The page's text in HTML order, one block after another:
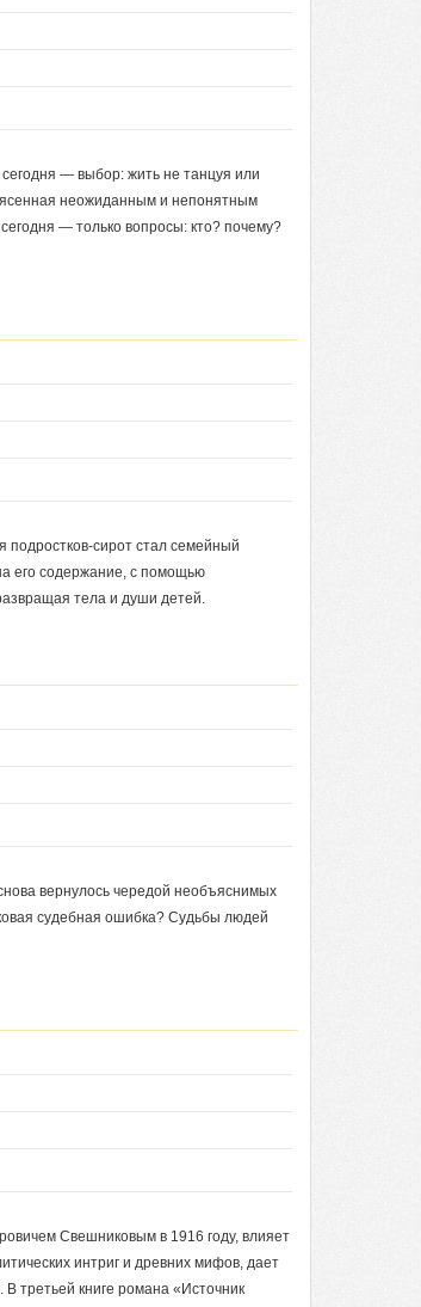
— выбор: жить не танцуя или
неожиданным и непонятным
— только вопросы: кто? почему?
сирот стал семейный
его содержание, с помощью
тела и души детей.
вернулось чередой необъяснимых
судебная ошибка? Судьбы людей
Свешниковым в 1916 году, влияет
интриг и древних мифов, дает
третьей книге романа «Источник